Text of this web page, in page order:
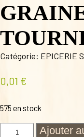
Catégorie: EPICERIE
0,01 €
575 en stock
quantité
Ajouter